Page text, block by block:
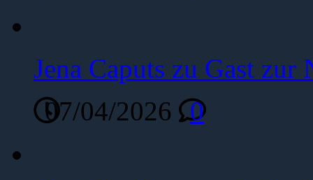
Jena Caputs zu Gast zur
07/04/2026
0